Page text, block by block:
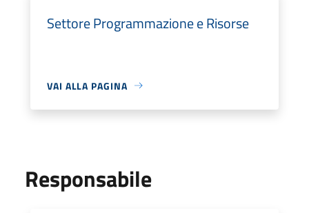
Settore Programmazione e Risorse
VAI ALLA PAGINA
Responsabile